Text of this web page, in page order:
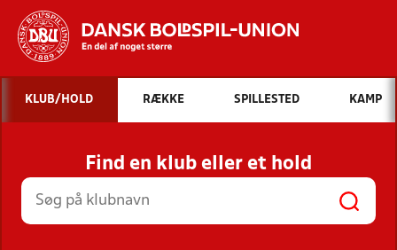
Hvad vil du søge efter?
INDHOLD OG NYHEDER
STILLINGER, RESULTATER, KLUBBER OG
HOLD
KLUB/HOLD RÆKKE SPILLESTED KAMP
Find en klub eller et hold